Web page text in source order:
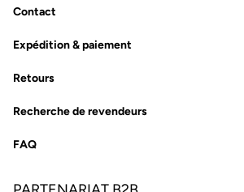
Contact
Expédition & paiement
Retours
Recherche de revendeurs
FAQ